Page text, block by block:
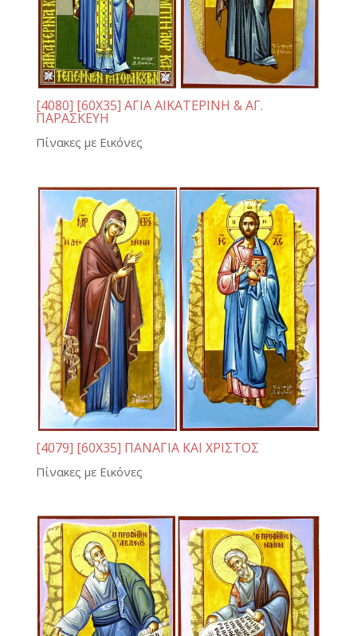
[4080] [60Χ35] ΑΓΙΑ ΑΙΚΑΤΕΡΙΝΗ & ΑΓ.
ΠΑΡΑΣΚΕΥΗ
Πίνακες με Εικόνες
[4079] [60Χ35] ΠΑΝΑΓΙΑ ΚΑΙ ΧΡΙΣΤΟΣ
Πίνακες με Εικόνες